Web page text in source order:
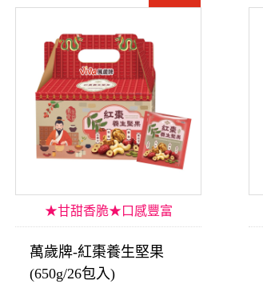
★甘甜香脆★口感豐富
萬歲牌-紅棗養生堅果
(650g/26包入)